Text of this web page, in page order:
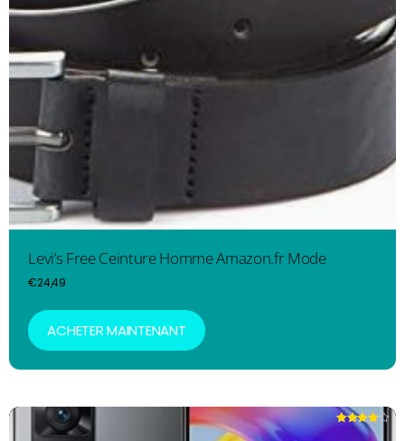
Levi’s Free Ceinture Homme Amazon.fr Mode
€24,49
ACHETER MAINTENANT